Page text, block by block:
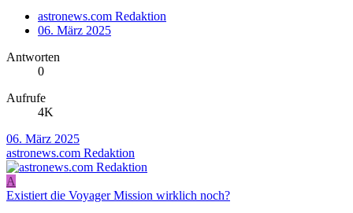
astronews.com Redaktion
06. März 2025
Antworten
0
Aufrufe
4K
06. März 2025
astronews.com Redaktion
A
Existiert die Voyager Mission wirklich noch?